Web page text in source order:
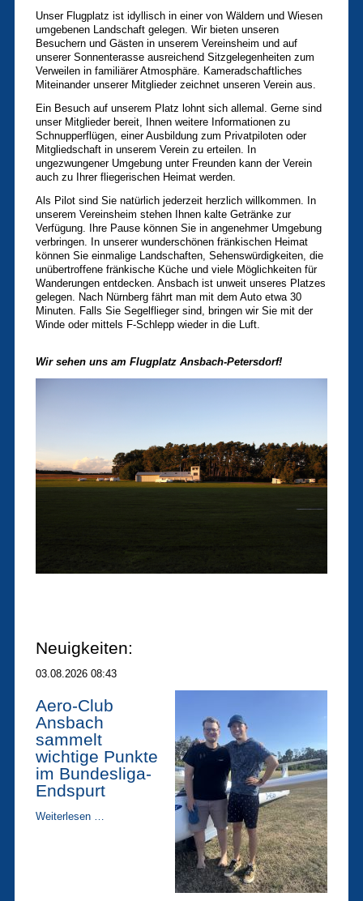
Unser Flugplatz ist idyllisch in einer von Wäldern und Wiesen
umgebenen Landschaft gelegen. Wir bieten unseren
Besuchern und Gästen in unserem Vereinsheim und auf
unserer Sonnenterasse ausreichend Sitzgelegenheiten zum
Verweilen in familiärer Atmosphäre. Kameradschaftliches
Miteinander unserer Mitglieder zeichnet unseren Verein aus.
Ein Besuch auf unserem Platz lohnt sich allemal. Gerne sind
unser Mitglieder bereit, Ihnen weitere Informationen zu
Schnupperflügen, einer Ausbildung zum Privatpiloten oder
Mitgliedschaft in unserem Verein zu erteilen. In
ungezwungener Umgebung unter Freunden kann der Verein
auch zu Ihrer fliegerischen Heimat werden.
Als Pilot sind Sie natürlich jederzeit herzlich willkommen. In
unserem Vereinsheim stehen Ihnen kalte Getränke zur
Verfügung. Ihre Pause können Sie in angenehmer Umgebung
verbringen. In unserer wunderschönen fränkischen Heimat
können Sie einmalige Landschaften, Sehenswürdigkeiten, die
unübertroffene fränkische Küche und viele Möglichkeiten für
Wanderungen entdecken. Ansbach ist unweit unseres Platzes
gelegen. Nach Nürnberg fährt man mit dem Auto etwa 30
Minuten. Falls Sie Segelflieger sind, bringen wir Sie mit der
Winde oder mittels F-Schlepp wieder in die Luft.
Wir sehen uns am Flugplatz Ansbach-Petersdorf!
Neuigkeiten:
03.08.2026 08:43
Aero-Club
Ansbach
sammelt
wichtige Punkte
im Bundesliga-
Endspurt
Weiterlesen …